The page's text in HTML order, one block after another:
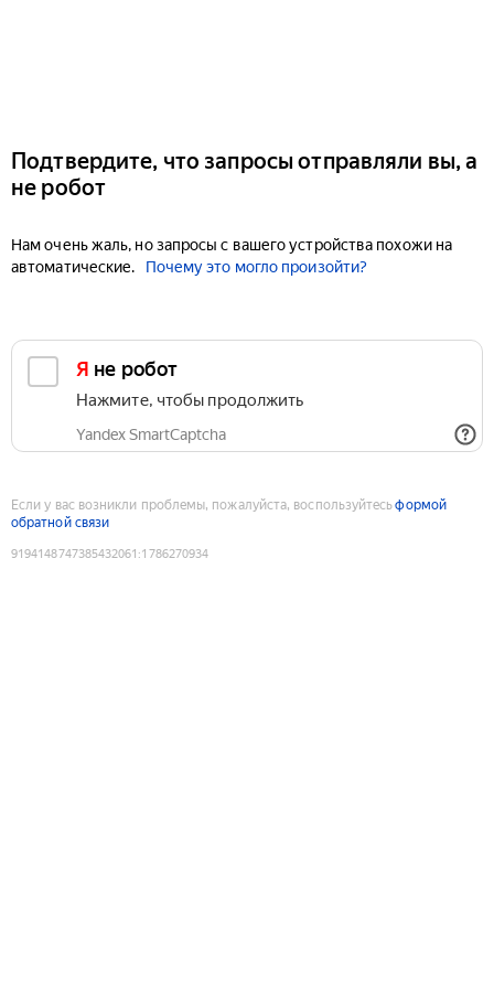
Подтвердите, что запросы отправляли вы, а
не робот
Нам очень жаль, но запросы с вашего устройства похожи на
автоматические.
Почему это могло произойти?
Я не робот
Нажмите, чтобы продолжить
Yandex SmartCaptcha
Если у вас возникли проблемы, пожалуйста, воспользуйтесьформой
обратной связи
9194148747385432061 :1786270934